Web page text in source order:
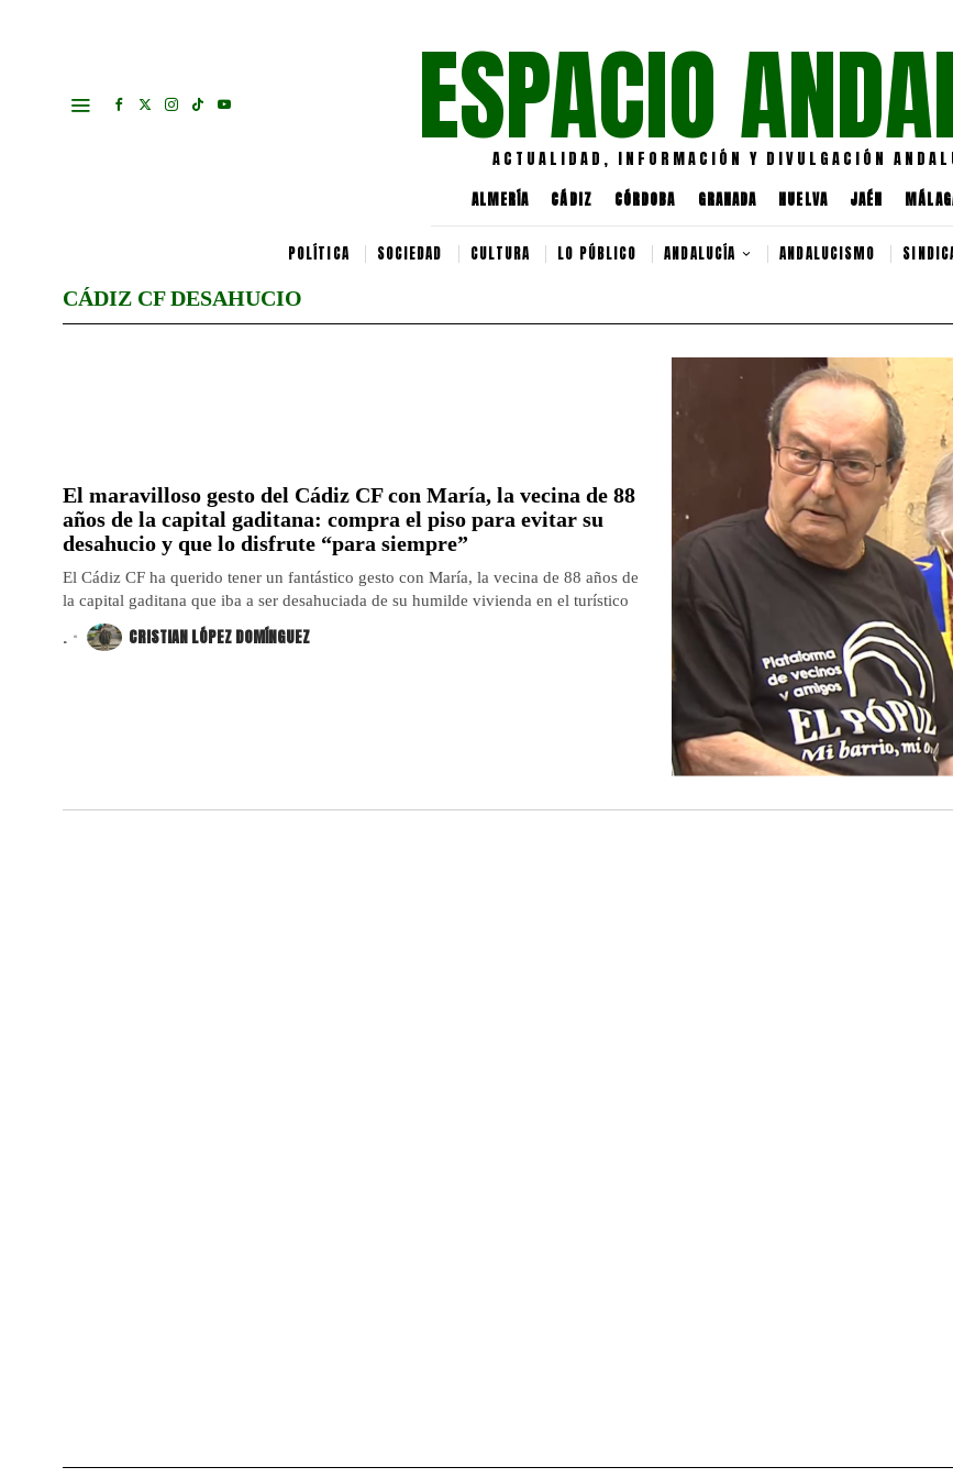
ESPACIO
ACTUALIDAD, INFORMACIÓN Y DIVULGACIÓN
ALMERÍA CÁDIZ CÓRDOBA GRANADA HUELVA JAÉN
POLÍTICA SOCIEDAD CULTURA LO PÚBLICO ANDALUCÍA ANDALUCISMO
CÁDIZ CF DESAHUCIO
El maravilloso gesto del Cádiz CF con María, la vecina de 88
años de la capital gaditana: compra el piso para evitar su
desahucio y que lo disfrute “para siempre”
El Cádiz CF ha querido tener un fantástico gesto con María, la vecina de 88 años de
la capital gaditana que iba a ser desahuciada de su humilde vivienda en el turístico
. CRISTIAN LÓPEZ DOMÍNGUEZ